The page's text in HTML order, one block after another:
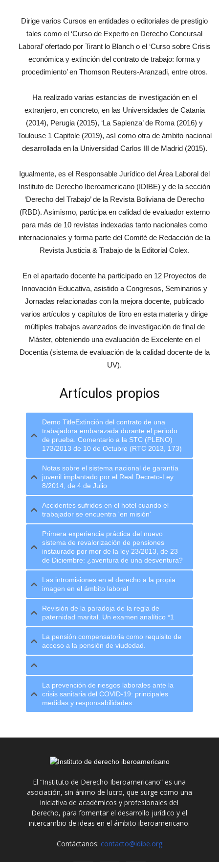
Dirige varios Cursos en entidades o editoriales de prestigio
tales como el ‘Curso de Experto en Derecho Concursal
Laboral’ ofertado por Tirant lo Blanch o el ‘Curso sobre Crisis
económica y extinción del contrato de trabajo: forma y
procedimiento’ en Thomson Reuters-Aranzadi, entre otros.
Ha realizado varias estancias de investigación en el
extranjero, en concreto, en las Universidades de Catania
(2014), Perugia (2015), ‘La Sapienza’ de Roma (2016) y
Toulouse 1 Capitole (2019), así como otra de ámbito nacional
desarrollada en la Universidad Carlos III de Madrid (2015).
Igualmente, es el Responsable Jurídico del Área Laboral del
Instituto de Derecho Iberoamericano (IDIBE) y de la sección
‘Derecho del Trabajo’ de la Revista Boliviana de Derecho
(RBD). Asimismo, participa en calidad de evaluador externo
para más de 10 revistas indexadas tanto nacionales como
internacionales y forma parte del Comité de Redacción de la
Revista Justicia & Trabajo de la Editorial Colex.
En el apartado docente ha participado en 12 Proyectos de
Innovación Educativa, asistido a Congresos, Seminarios y
Jornadas relacionadas con la mejora docente, publicado
varios artículos y capítulos de libro en esta materia y dirige
múltiples trabajos avanzados de investigación de final de
Máster, obteniendo una evaluación de Excelente en el
Docentia (sistema de evaluación de la calidad docente de la
UV).
Artículos propios
Demo TitleExtinción del contrato de una
trabajadora embarazada durante el periodo
de prueba. Comentario a la STC (PLENO)
173/2013 de 10 de Octubre (RTC 2013, 173)
Notas sobre el sistema nacional de garantía
juvenil implantado por el Real Decreto-Ley
8/2014, de 4 de Julio
Accidentes sufridos en el hotel cuando el
trabajador se encuentra 'en misión'
Primera experiencia práctica del nuevo
sistema de revalorización de pensiones
instaurado por mor de la ley 23/2013, de 23
de Diciembre: ¿aventura de una desventura?
Las intromisiones en el derecho a la propia
imagen en el ámbito laboral
Revisión de la paradoja de la regla de
paternidad marital. Un examen analítico *1
La pensión compensatoria como requisito de
acceso a la pensión de viudedad.
La prevención de riesgos laborales ante la
crisis sanitaria del COVID-19: principales
medidas y responsabilidades.
El “Instituto de Derecho Iberoamericano” es una
asociación, sin ánimo de lucro, que surge como una
iniciativa de académicos y profesionales del
Derecho, para fomentar el desarrollo jurídico y el
intercambio de ideas en el ámbito iberoamericano.
Contáctanos: contacto@idibe.org